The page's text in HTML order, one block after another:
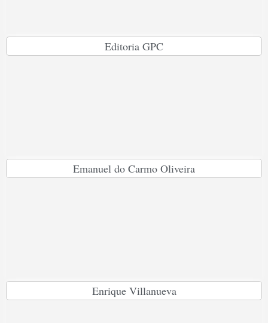
Editoria GPC
Emanuel do Carmo Oliveira
Enrique Villanueva